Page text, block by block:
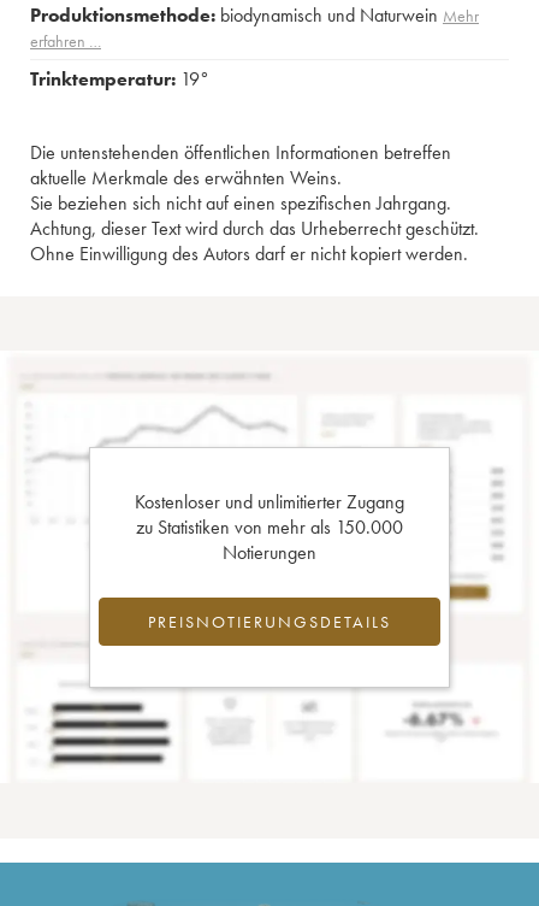
Produktionsmethode: biodynamisch und Naturwein Mehr
erfahren …
Trinktemperatur: 19°
Die untenstehenden öffentlichen Informationen betreffen
aktuelle Merkmale des erwähnten Weins.
Sie beziehen sich nicht auf einen spezifischen Jahrgang.
Achtung, dieser Text wird durch das Urheberrecht geschützt.
Ohne Einwilligung des Autors darf er nicht kopiert werden.
Kostenloser und unlimitierter Zugang
zu Statistiken von mehr als 150.000
Notierungen
PREISNOTIERUNGSDETAILS